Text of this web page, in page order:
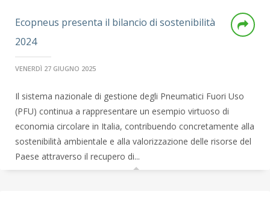
Ecopneus presenta il bilancio di sostenibilità
2024
VENERDÌ 27 GIUGNO 2025
Il sistema nazionale di gestione degli Pneumatici Fuori Uso
(PFU) continua a rappresentare un esempio virtuoso di
economia circolare in Italia, contribuendo concretamente alla
sostenibilità ambientale e alla valorizzazione delle risorse del
Paese attraverso il recupero di...